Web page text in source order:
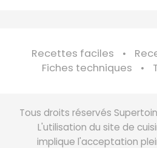
Recettes faciles
Fiches techniques
Tous droits réservés
L'utilisation du site de
implique l'acceptation